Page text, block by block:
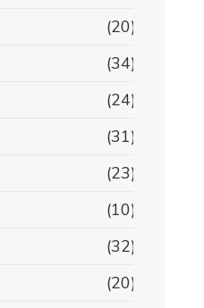
(20)
(34)
(24)
(31)
(23)
(10)
(32)
(20)